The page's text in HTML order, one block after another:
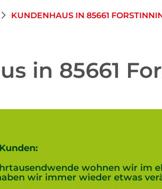
KUNDENHAUS IN 85661
in 85661
wohnen wir im
wir immer wieder etwas